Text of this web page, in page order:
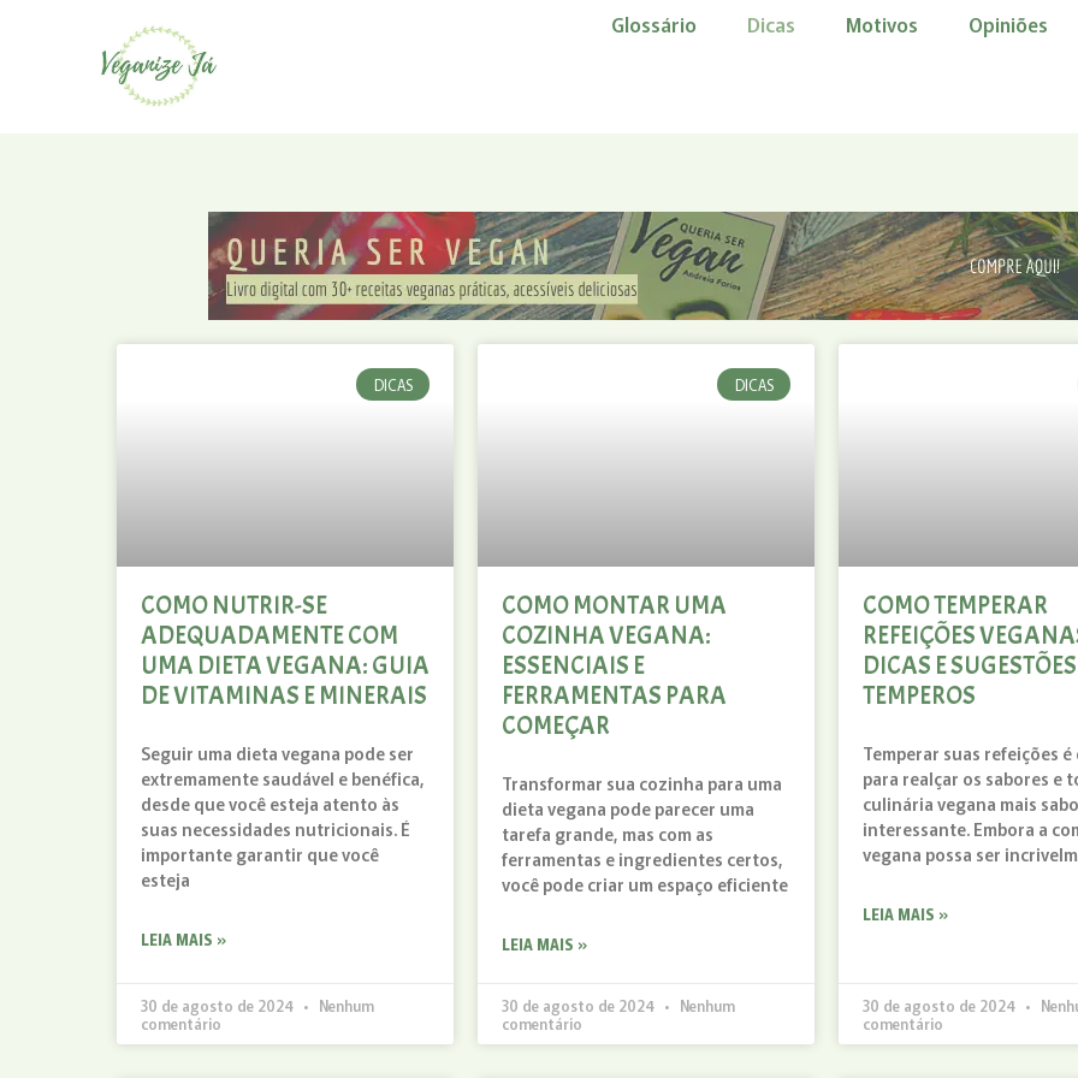
Glossário Dicas Motivos Opiniões
DICAS
COMO NUTRIR-SE
ADEQUADAMENTE COM
UMA DIETA VEGANA: GUIA
DE VITAMINAS E MINERAIS
Seguir uma dieta vegana pode ser
extremamente saudável e benéfica,
desde que você esteja atento às
suas necessidades nutricionais. É
importante garantir que você
esteja
LEIA MAIS »
30 de agosto de 2024
Nenhum
comentário
DICAS
COMO MONTAR UMA
COZINHA VEGANA:
ESSENCIAIS E
FERRAMENTAS PARA
COMEÇAR
Transformar sua cozinha para uma
dieta vegana pode parecer uma
tarefa grande, mas com as
ferramentas e ingredientes certos,
você pode criar um espaço eficiente
LEIA MAIS »
30 de agosto de 2024
Nenhum
comentário
COMO TEMPERAR
REFEIÇÕES
DICAS E
TEMPEROS
Temperar suas refeições é
para realçar os sabores e
culinária vegana mais
interessante. Embora a
vegana possa ser
LEIA MAIS »
30 de agosto de 2024
comentário